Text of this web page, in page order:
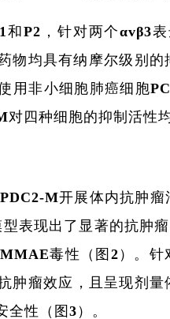
P2，针对两个αvβ3
物均具有纳摩尔级别
用非小细胞肺癌细胞
四种细胞的抑制活性
M开展体内抗肿
表现出了显著的抗肿
毒性（图2）。针
肿瘤效应，且呈现剂
性（图3）。